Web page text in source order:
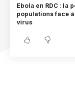
Ebola en RDC : la
populations face
virus